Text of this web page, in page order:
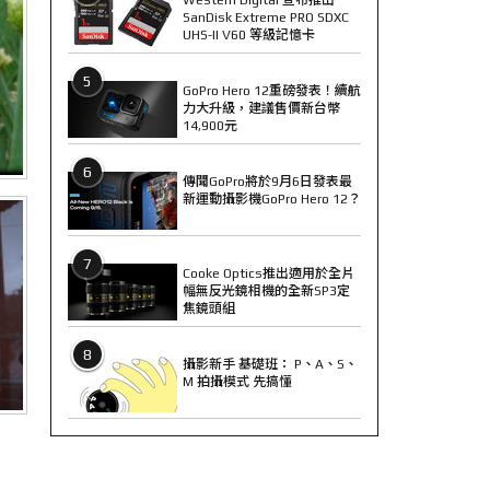
SanDisk Extreme PRO SDXC
UHS-II V60 等級記憶卡
5
GoPro Hero 12重磅發表！續航
力大升級，建議售價新台幣
14,900元
6
傳聞GoPro將於9月6日發表最
新運動攝影機GoPro Hero 12？
7
Cooke Optics推出適用於全片
幅無反光鏡相機的全新SP3定
焦鏡頭組
8
攝影新手 基礎班： P、A、S、
M 拍攝模式 先搞懂